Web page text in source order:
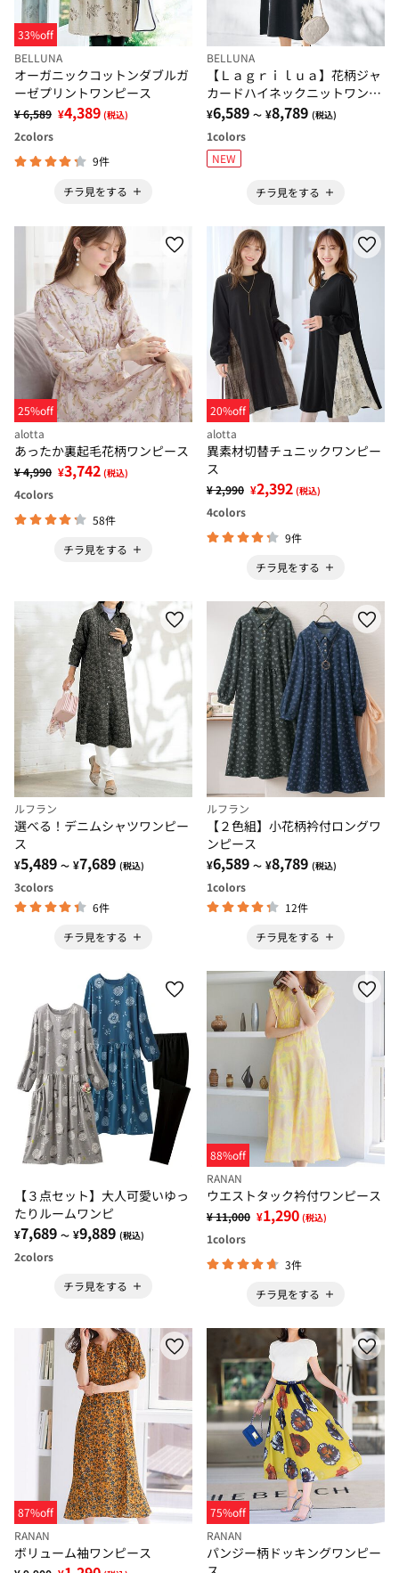
33%off
BELLUNA
オーガニックコットンダブルガ
ーゼプリントワンピース
¥ 6,589 ¥4,389 (税込)
2colors
9件
チラ見をする
BELLUNA
【Ｌａｇｒｉｌｕａ】花柄ジャ
カードハイネックニットワンピ
ース
¥6,589 ～ ¥8,789 (税込)
1colors
NEW
チラ見をする
25%off
alotta
あったか裏起毛花柄ワンピース
¥ 4,990 ¥3,742 (税込)
4colors
58件
チラ見をする
20%off
alotta
異素材切替チュニックワンピー
ス
¥ 2,990 ¥2,392 (税込)
4colors
9件
チラ見をする
ルフラン
選べる！デニムシャツワンピー
ス
¥5,489 ～ ¥7,689 (税込)
3colors
6件
チラ見をする
ルフラン
【２色組】小花柄衿付ロングワ
ンピース
¥6,589 ～ ¥8,789 (税込)
1colors
12件
チラ見をする
【３点セット】大人可愛いゆっ
たりルームワンピ
¥7,689 ～ ¥9,889 (税込)
2colors
チラ見をする
88%off
RANAN
ウエストタック衿付ワンピース
¥ 11,000 ¥1,290 (税込)
1colors
3件
チラ見をする
87%off
RANAN
ボリューム袖ワンピース
75%off
RANAN
パンジー柄ドッキングワンピー